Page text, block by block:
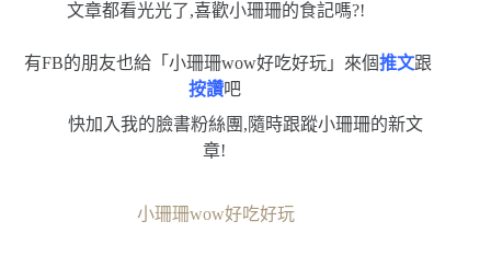
文章都看光光了,喜歡小珊珊的食記嗎?!
有FB的朋友也給「小珊珊wow好吃好玩」來個推文跟
按讚吧
快加入我的臉書粉絲團,隨時跟蹤小珊珊的新文
章!
小珊珊wow好吃好玩